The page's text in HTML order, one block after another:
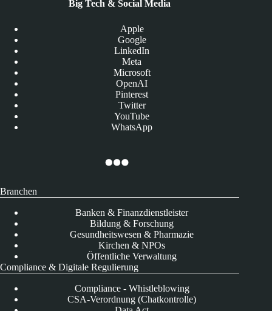
Big Tech & Social Media
Apple
Google
LinkedIn
Meta
Microsoft
OpenAI
Pinterest
Twitter
YouTube
WhatsApp
Branchen
Banken & Finanzdienstleister
Bildung & Forschung
Gesundheitswesen & Pharmazie
Kirchen & NPOs
Öffentliche Verwaltung
Compliance & Digitale Regulierung
Compliance - Whistleblowing
CSA-Verordnung (Chatkontrolle)